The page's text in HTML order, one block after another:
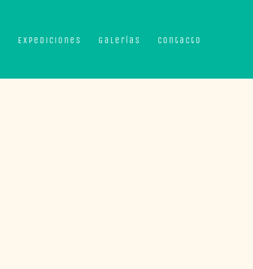
Expediciones Galerías Contacto